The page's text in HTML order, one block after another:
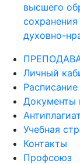
высшего
духовно-
Личный
Расписание
Документы
Антиплагиат
Учебная
Контакты
Профсоюз